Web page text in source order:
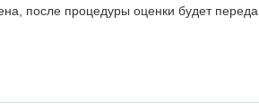
после процедуры оценки будет